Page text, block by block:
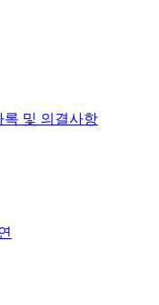
록 및 의결사항